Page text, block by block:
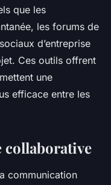
que les
les forums de
d’entreprise
Ces outils offrent
une
efficace entre les
collaborative
communication